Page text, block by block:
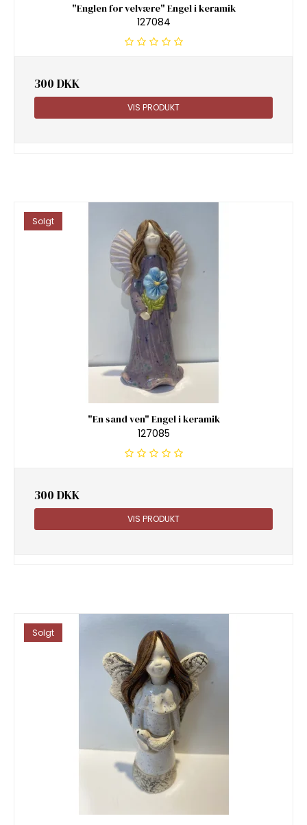
"Englen for velvære" Engel i keramik
127084
300 DKK
VIS PRODUKT
Solgt
"En sand ven" Engel i keramik
127085
300 DKK
VIS PRODUKT
Solgt